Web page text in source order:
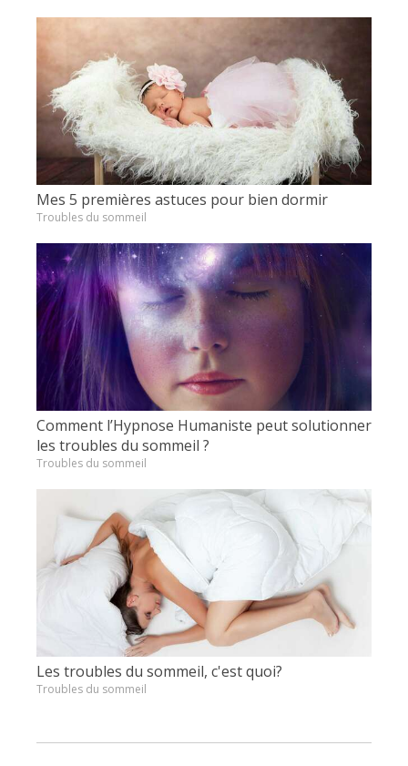
Mes 5 premières astuces pour bien dormir
Troubles du sommeil
Comment l’Hypnose Humaniste peut solutionner
les troubles du sommeil ?
Troubles du sommeil
Les troubles du sommeil, c'est quoi?
Troubles du sommeil